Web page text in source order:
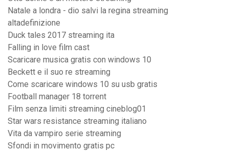
Natale a londra - dio salvi la regina streaming
altadefinizione
Duck tales 2017 streaming ita
Falling in love film cast
Scaricare musica gratis con windows 10
Beckett e il suo re streaming
Come scaricare windows 10 su usb gratis
Football manager 18 torrent
Film senza limiti streaming cineblog01
Star wars resistance streaming italiano
Vita da vampiro serie streaming
Sfondi in movimento gratis pc